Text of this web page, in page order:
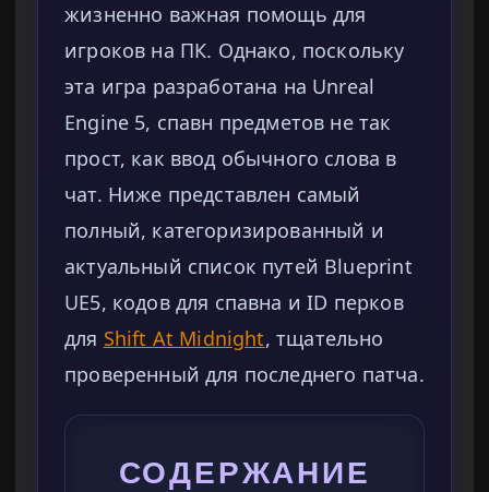
жизненно важная помощь для
игроков на ПК. Однако, поскольку
эта игра разработана на Unreal
Engine 5, спавн предметов не так
прост, как ввод обычного слова в
чат. Ниже представлен самый
полный, категоризированный и
актуальный список путей Blueprint
UE5, кодов для спавна и ID перков
для Shift At Midnight, тщательно
проверенный для последнего патча.
СОДЕРЖАНИЕ